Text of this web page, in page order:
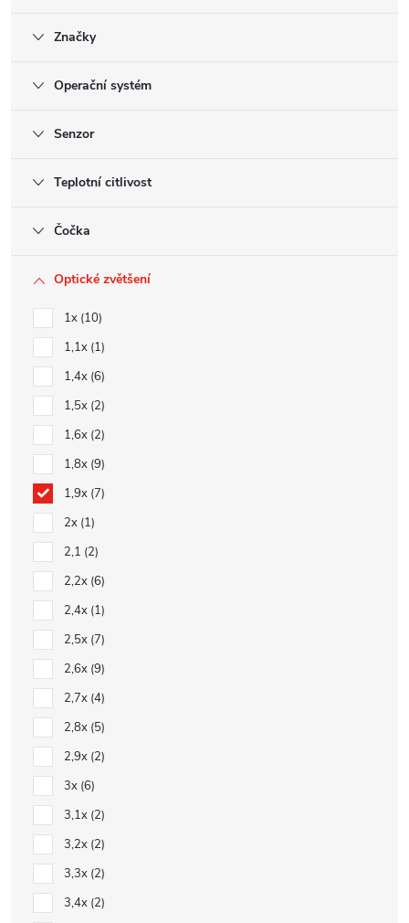
Značky
Operační systém
Senzor
Teplotní citlivost
Čočka
Optické zvětšení
1x 10
1,1x 1
1,4x 6
1,5x 2
1,6x 2
1,8x 9
1,9x 7
2x 1
2,1 2
2,2x 6
2,4x 1
2,5x 7
2,6x 9
2,7x 4
2,8x 5
2,9x 2
3x 6
3,1x 2
3,2x 2
3,3x 2
3,4x 2